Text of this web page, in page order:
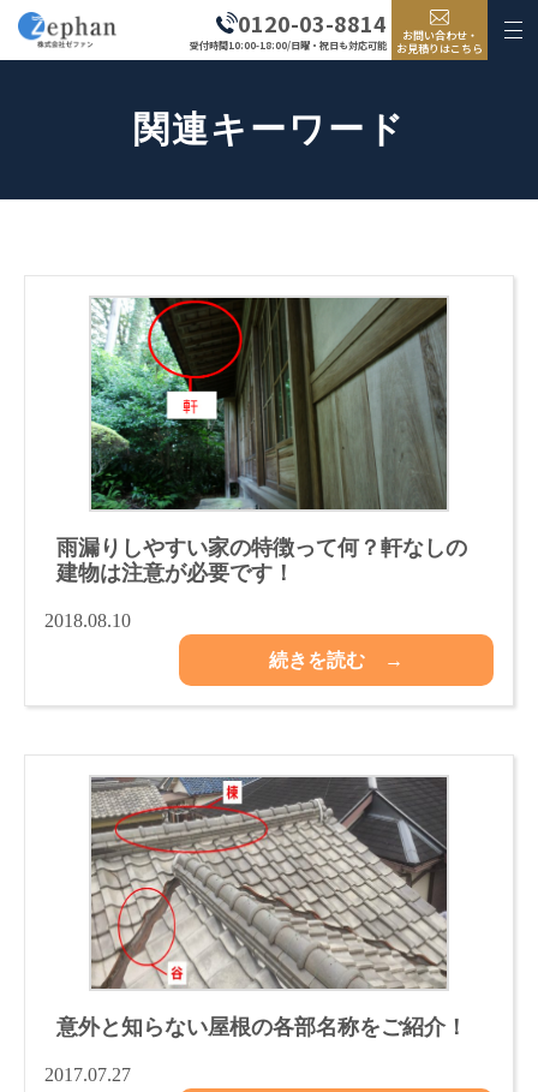
0120-03-8814
受付時間10:00-18:00/日曜・祝日も対応可能
お問い合わせ・
お見積りはこちら
関連キーワード
雨漏りしやすい家の特徴って何？軒なしの
建物は注意が必要です！
2018.08.10
続きを読む →
意外と知らない屋根の各部名称をご紹介！
2017.07.27